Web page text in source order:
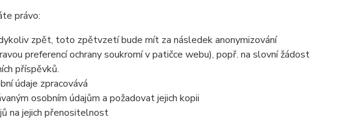
právo:
zpět, toto zpětvzetí bude mít za následek anonymizování
preferencí ochrany soukromí v patičce webu), popř. na slovní žádost
příspěvků.
údaje zpracovává
osobním údajům a požadovat jejich kopii
na jejich přenositelnost